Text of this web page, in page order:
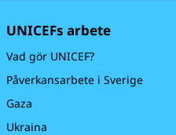
UNICEFs arbete
Vad gör UNICEF?
Påverkansarbete i Sverige
Gaza
Ukraina